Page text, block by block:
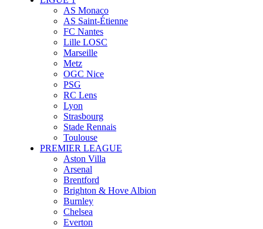
AS Monaco
AS Saint-Étienne
FC Nantes
Lille LOSC
Marseille
Metz
OGC Nice
PSG
RC Lens
Lyon
Strasbourg
Stade Rennais
Toulouse
PREMIER LEAGUE
Aston Villa
Arsenal
Brentford
Brighton & Hove Albion
Burnley
Chelsea
Everton